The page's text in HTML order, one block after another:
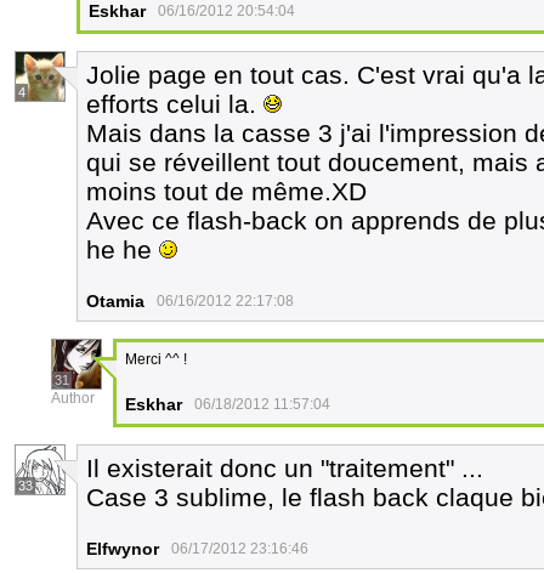
Eskhar 06/16/2012 20:54:04
4
Jolie page en tout cas. C'est vrai qu'a
efforts celui la.
Mais dans la casse 3 j'ai l'impression
qui se réveillent tout doucement, mais
moins tout de même.XD
Avec ce flash-back on apprends de
he he
Otamia 06/16/2012 22:17:08
31
Author
Merci ^^ !
Eskhar 06/18/2012 11:57:04
33
Il existerait donc un "traitement" ...
Case 3 sublime, le flash back claque
Elfwynor 06/17/2012 23:16:46